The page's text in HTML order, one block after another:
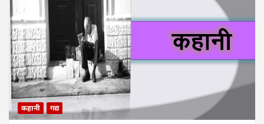
कहानी गद्य